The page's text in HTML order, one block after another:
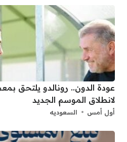
عودة الدون.. رونالدو يلتحق
لانطلاق الموسم الجديد
أول أمس السعوديه